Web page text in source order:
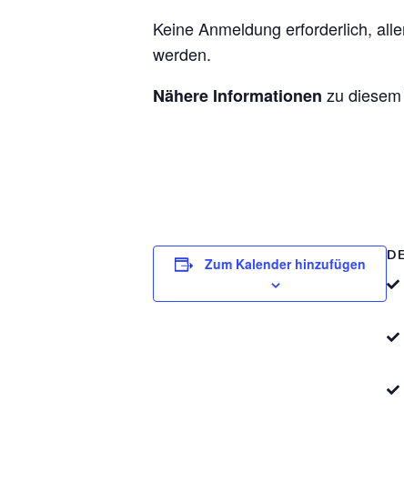
Keine Anmeldung erforderlich,
werden.
Nähere Informationen zu
Zum Kalender hinzufügen